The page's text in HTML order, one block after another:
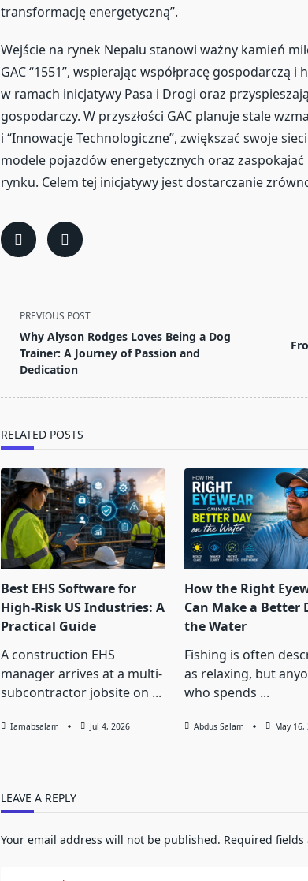
transformację energetyczną”.
Wejście na rynek Nepalu stanowi ważny kamień
GAC “1551”, wspierając współpracę gospodarczą
w ramach inicjatywy Pasa i Drogi oraz
gospodarczy. W przyszłości GAC planuje stale
i “Innowacje Technologiczne”, zwiększać swoje
modele pojazdów energetycznych oraz
rynku. Celem tej inicjatywy jest dostarczanie
<span
class="nav-
subtitle
screen-
PREVIOUS POST
Why Alyson Rodges Loves Being a Dog
Trainer: A Journey of Passion and
Dedication
RELATED POSTS
Best EHS Software for
High-Risk US Industries: A
Practical Guide
A construction EHS
manager arrives at a multi-
subcontractor jobsite on ...
Iamabsalam Jul 4, 2026
How the Right
Can Make a Better
the Water
Fishing is often
as relaxing, but
who spends ...
Abdus Salam May 16,
LEAVE A REPLY
Your email address will not be published. Required fields